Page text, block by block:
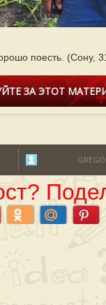
поесть. (Сону,
ЗА ЭТОТ